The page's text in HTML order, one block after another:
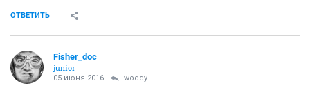
ОТВЕТИТЬ
Fisher_doc
junior
05 июня 2016 woddy